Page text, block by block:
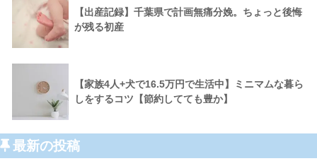
【出産記録】千葉県で計画無痛分娩。ちょっと後悔
が残る初産
【家族4人+犬で16.5万円で生活中】ミニマムな暮ら
しをするコツ【節約してても豊か】
最新の投稿